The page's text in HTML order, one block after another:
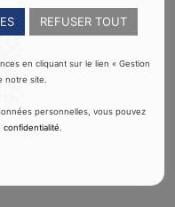
REFUSER TOUT
en cliquant sur le lien « Gestion
notre site.
personnelles, vous pouvez
confidentialité.